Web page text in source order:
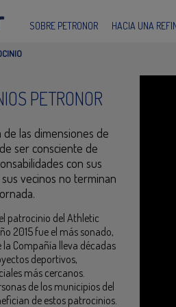
SOBRE PETRONOR HACIA UNA
PETRONOR
de las dimensiones de
ser consciente de
con sus
vecinos no terminan
patrocinio del Athletic
2015 fue el más sonado,
la Compañía lleva décadas
deportivos,
más cercanos.
de los municipios del
de estos patrocinios.